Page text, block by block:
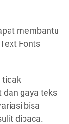
membantu
Fonts
tidak
dan gaya teks
bisa
dibaca.